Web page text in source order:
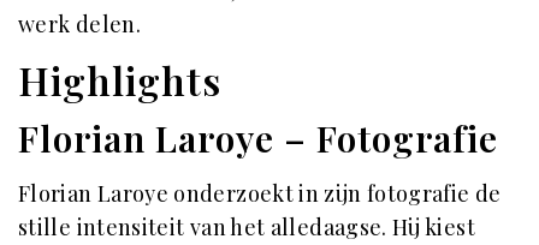
werk delen.
Highlights
Florian Laroye – Fotografie
Florian Laroye onderzoekt in zijn fotografie de
stille intensiteit van het alledaagse. Hij kiest